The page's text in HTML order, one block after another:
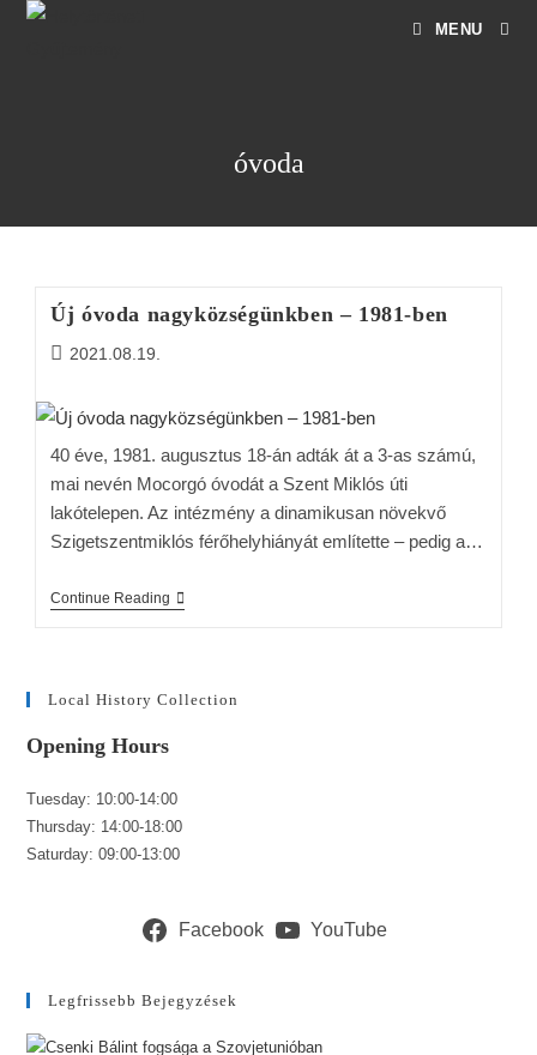
MENU
óvoda
Új óvoda nagyközségünkben – 1981-ben
2021.08.19.
40 éve, 1981. augusztus 18-án adták át a 3-as számú,
mai nevén Mocorgó óvodát a Szent Miklós úti
lakótelepen. Az intézmény a dinamikusan növekvő
Szigetszentmiklós férőhelyhiányát említette – pedig a…
Continue Reading
Local History Collection
Opening Hours
Tuesday: 10:00-14:00
Thursday: 14:00-18:00
Saturday: 09:00-13:00
Facebook YouTube
Legfrissebb Bejegyzések